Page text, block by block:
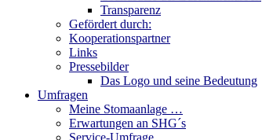
Transparenz
Gefördert durch:
Kooperationspartner
Links
Pressebilder
Das Logo und seine Bedeutung
Umfragen
Meine Stomaanlage …
Erwartungen an SHG´s
Service-Umfrage